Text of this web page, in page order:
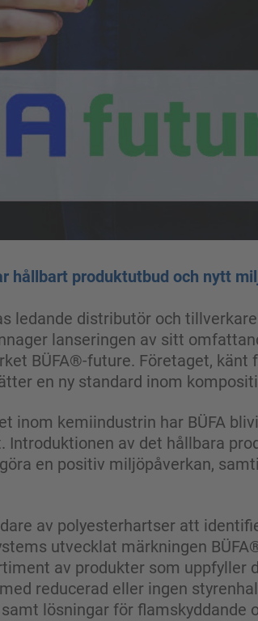
hållbart produktutbud och nytt
ledande distributör och
lanseringen av sitt
BÜFA®-future. Företaget, känt
en ny standard inom
inom kemiindustrin har BÜFA
Introduktionen av det hållbara
en positiv miljöpåverkan,
av polyesterhartser att
utvecklat märkningen
av produkter som uppfyller
reducerad eller ingen
lösningar för flamskyddande